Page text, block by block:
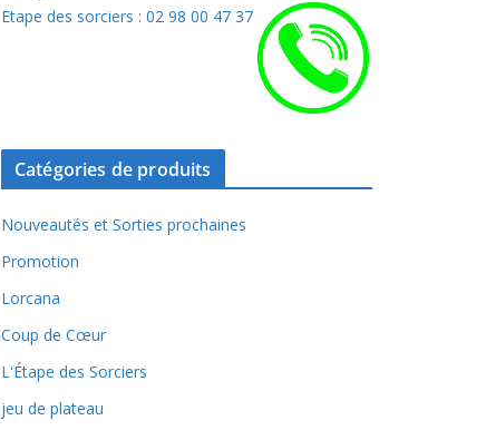
Etape des sorciers : 02 98 00 47 37
Catégories de produits
Nouveautés et Sorties prochaines
Promotion
Lorcana
Coup de Cœur
L'Étape des Sorciers
jeu de plateau